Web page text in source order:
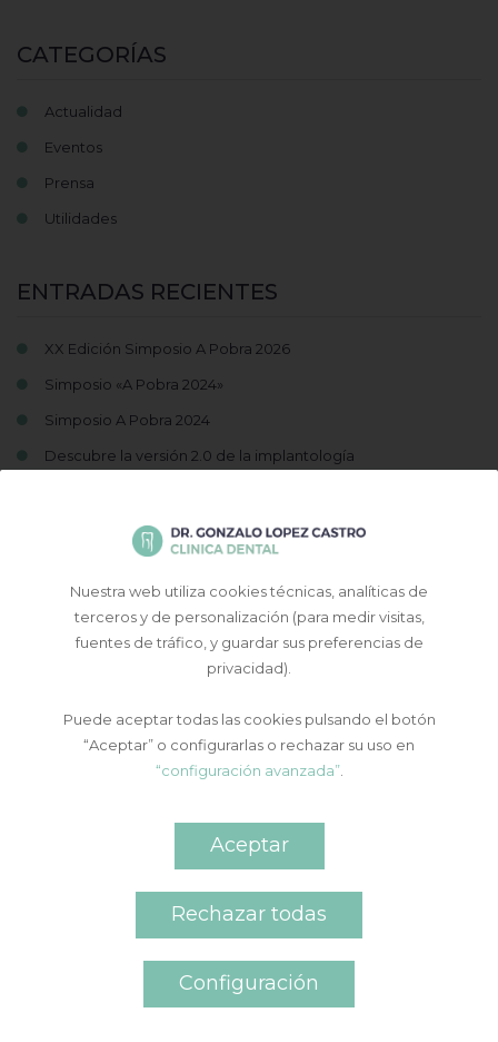
CATEGORÍAS
Actualidad
Eventos
Prensa
Utilidades
ENTRADAS RECIENTES
XX Edición Simposio A Pobra 2026
Simposio «A Pobra 2024»
Simposio A Pobra 2024
Descubre la versión 2.0 de la implantología
Contacto y cita previa
Nuestra web utiliza cookies técnicas, analíticas de
terceros y de personalización (para medir visitas,
fuentes de tráfico, y guardar sus preferencias de
privacidad).
Puede aceptar todas las cookies pulsando el botón
“Aceptar” o configurarlas o rechazar su uso en
“configuración avanzada”.
Aceptar
Rechazar todas
Configuración